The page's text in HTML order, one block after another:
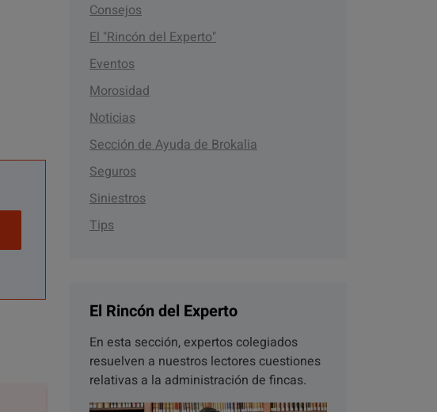
Consejos
El "Rincón del Experto"
Eventos
Morosidad
Noticias
Sección de Ayuda de Brokalia
Seguros
Siniestros
Tips
El Rincón del Experto
En esta sección, expertos colegiados
resuelven a nuestros lectores cuestiones
relativas a la administración de fincas.